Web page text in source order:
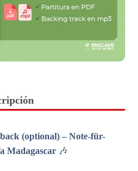
(optional) – Note-für-
Madagascar 🎶